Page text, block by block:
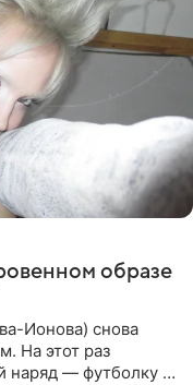
образе
Ионова) снова
На этот раз
наряд — футболку с